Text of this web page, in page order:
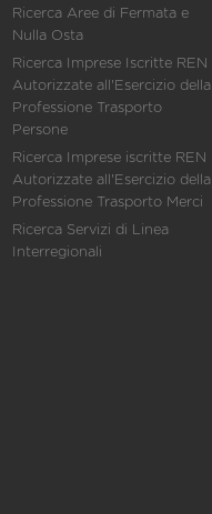
Ricerca Aree di Fermata e
Nulla Osta
Ricerca Imprese Iscritte REN
Autorizzate all'Esercizio della
Professione Trasporto
Persone
Ricerca Imprese iscritte REN
Autorizzate all'Esercizio della
Professione Trasporto Merci
Ricerca Servizi di Linea
Interregionali